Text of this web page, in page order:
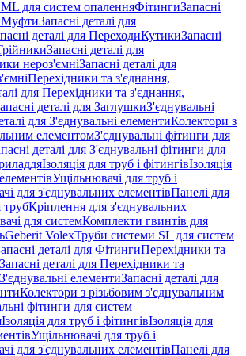
для систем опаленняФітингиЗапасні
МуфтиЗапасні деталі для
деталі для ПереходиКутикиЗапасні
Запасні деталі для
нероз'ємніЗапасні деталі для
Перехідники та з'єднання,
для Перехідники та з'єднання,
деталі для ЗаглушкиЗ'єднувальні
для З'єднувальні елементиКолектори з
елементомЗ'єднувальні фітинги для
деталі для З'єднувальні фітинги для
Ізоляція для труб і фітингівІзоляція
Ущільнювачі для труб і
для з'єднувальних елементівПанелі для
трубКріплення для з'єднувальних
для системКомплекти гвинтів для
Geberit VolexТруби системи SL для систем
деталі для ФітингиПерехідники та
Запасні деталі для Перехідники та
З'єднувальні елементиЗапасні деталі для
Колектори з різьбовим з'єднувальним
фітинги для систем
Ізоляція для труб і фітингівІзоляція для
Ущільнювачі для труб і
для з'єднувальних елементівПанелі для